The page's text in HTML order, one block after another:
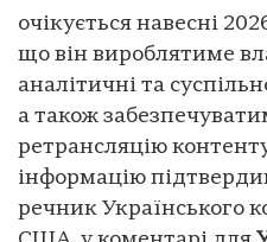
очікується навесні
що він вироблятиме
аналітичні та
а також
ретрансляцію
інформацію
речник Українського